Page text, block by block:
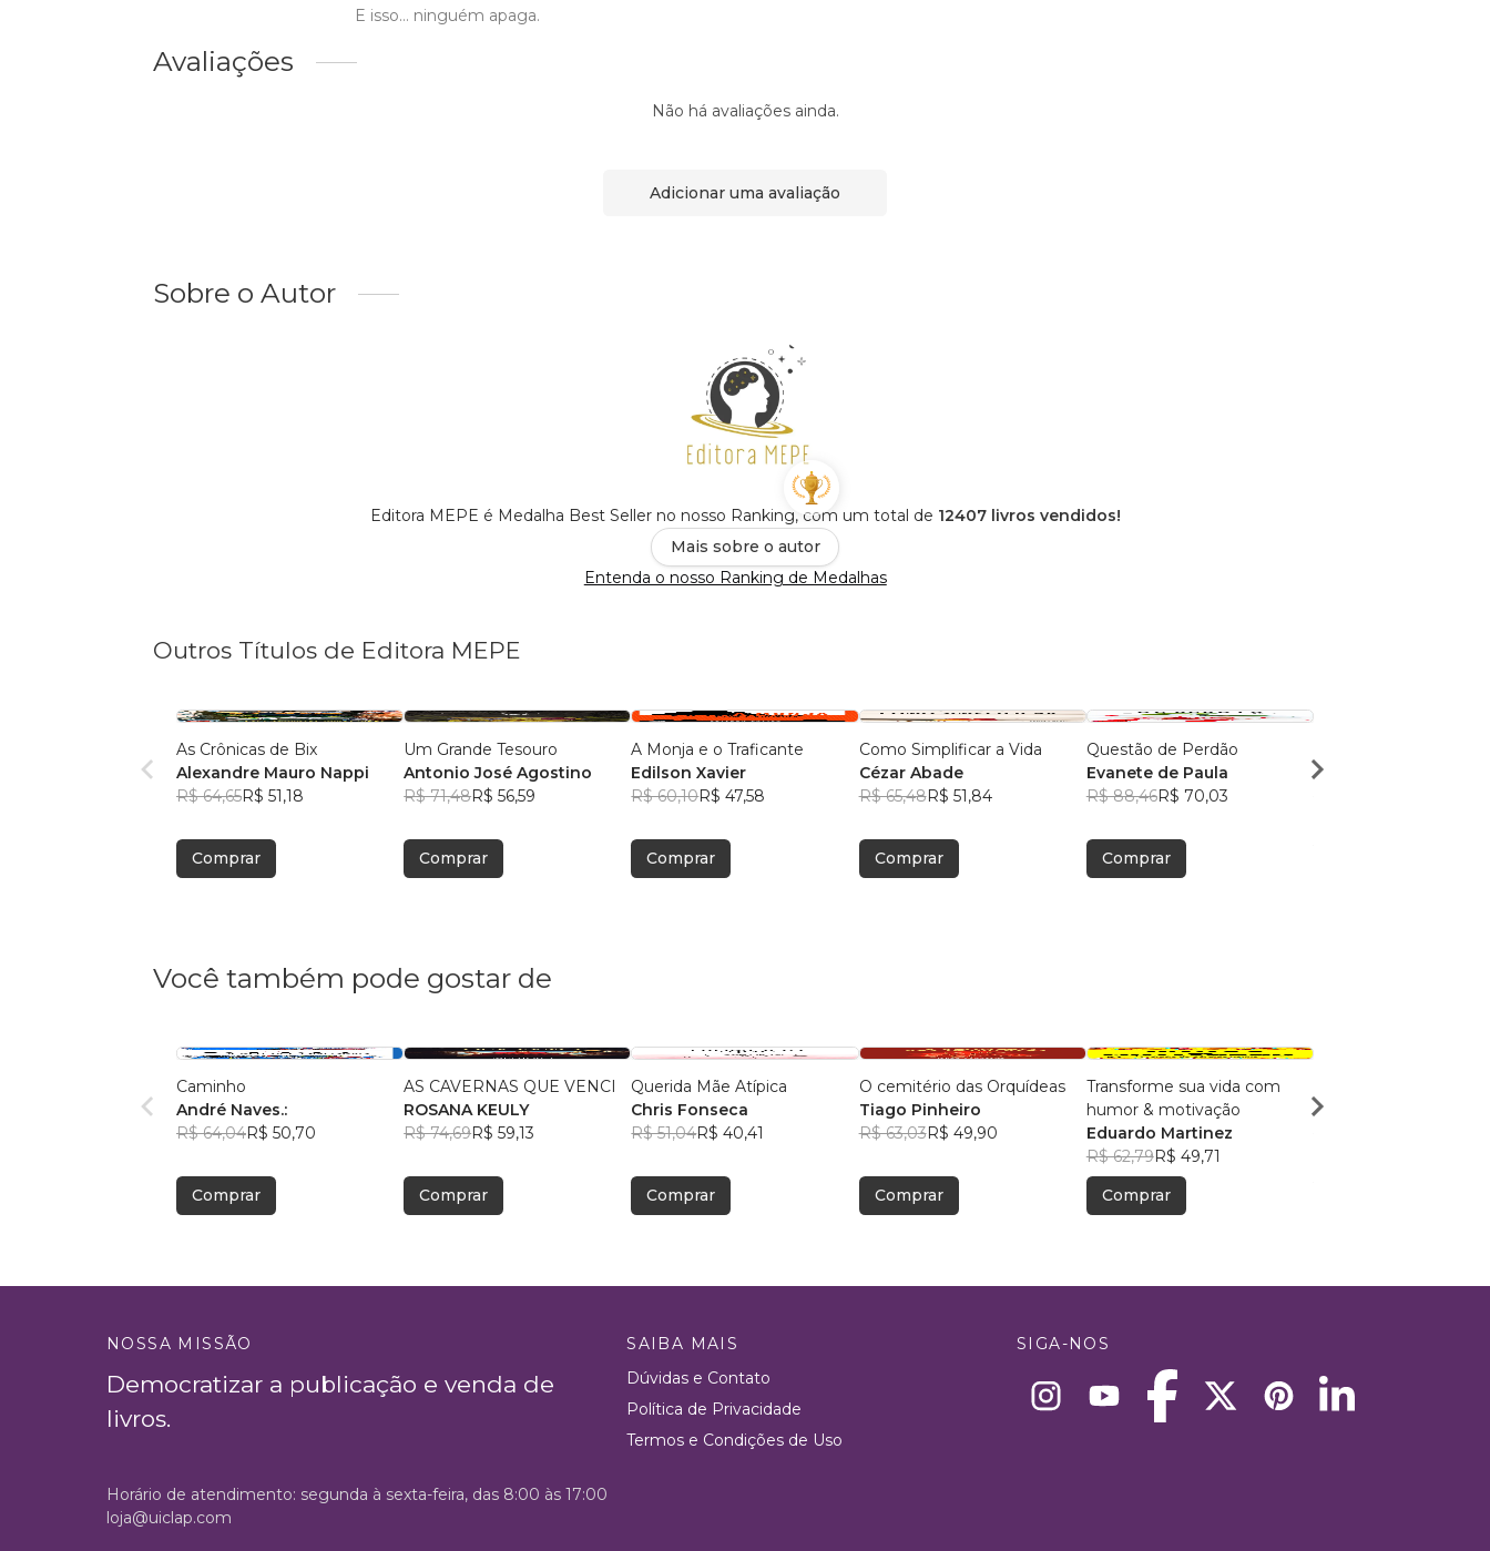
E isso… ninguém apaga.
Avaliações
Não há avaliações ainda.
Adicionar uma avaliação
Sobre o Autor
Editora MEPE é Medalha Best Seller no nosso Ranking, com um total de 12407 livros vendidos!
Mais sobre o autor
Entenda o nosso Ranking de Medalhas
Outros Títulos de Editora MEPE
As Crônicas de Bix
Alexandre Mauro Nappi
R$ 64,65R$ 51,18
Comprar
Um Grande Tesouro
Antonio José Agostino
R$ 71,48R$ 56,59
Comprar
A Monja e o Traficante
Edilson Xavier
R$ 60,10R$ 47,58
Comprar
Como Simplificar a Vida
Cézar Abade
R$ 65,48R$ 51,84
Comprar
Questão de Perdão
Evanete de Paula
R$ 88,46R$ 70,03
Comprar
Cézar Abade
Você também pode gostar de
Caminho
André Naves.:
R$ 64,04R$ 50,70
Comprar
AS CAVERNAS QUE VENCI
ROSANA KEULY
R$ 74,69R$ 59,13
Comprar
Querida Mãe Atípica
Chris Fonseca
R$ 51,04R$ 40,41
Comprar
O cemitério das Orquídeas
Tiago Pinheiro
R$ 63,03R$ 49,90
Comprar
Transforme sua vida com
humor & motivação
Eduardo Martinez
R$ 62,79R$ 49,71
Comprar
Tonia Horbach
NOSSA MISSÃO
Democratizar a publicação e venda de
livros.
SAIBA MAIS
Dúvidas e Contato
Política de Privacidade
Termos e Condições de Uso
SIGA-NOS
Horário de atendimento: segunda à sexta-feira, das 8:00 às 17:00
loja@uiclap.com